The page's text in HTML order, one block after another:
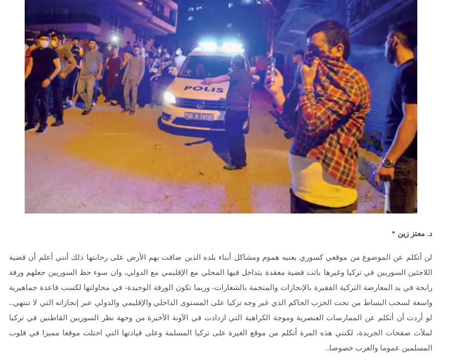
د. معتز زين *
لن أتكلم عن الموضوع من موقعي كسوري يعنيه هموم ومشاكل أبناء بلده الذين ضاقت بهم الأرض على رحابتها ذلك أنني أعلم أن قضية
اللاجئين السوريين في تركيا وغيرها باتت فضية معقدة يتداخل فيها المحلي مع الإقليمي مع الدولي، وان سوء حظ السوريين جعلهم ورقة
رابحة في يد المعارضة التركية الفقيرة بالإنجازات والمتخمة بالشعارات- وربما تكون الورقة الوحيدة- في محاولتها لكسب قاعدة جماهيرية
واسعة لسحب البساط من تحت الحزب الحاكم الذي غير وجه تركيا على المستوى الداخلي والإقليمي والدولي عبر إنجازاته التي لا تنتهي..
لو أردت أن أتكلم عن الممارسات العنصرية وموجة الكراهية التي ازدادت في الآونة الأخيرة من وجهة نظر السوريين القاطنين في تركيا
لملأت صفحات الجريدة، لكنني هذه المرة أتكلم من موقع الغيرة على تركيا المسلمة وعلى قيادتها التي احتلت موقعا مميزا في قلوب
المسلمين عموما والعرب خصوصا..
نحو استراتيجيّة للمعارضة السوريّة بشأن التحديات الصّهيونيّة
نوفمبر 27, 2024
قمة الرياض: أقوال تنتظر أفعالاً
نوفمبر 27, 2024
تعيينات ترامب: أنت لا تجني من الشوك العنب!
نوفمبر 27, 2024
انجازات نتنياهو !
نوفمبر 27, 2024